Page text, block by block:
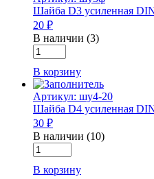
DIN
9021,
цинк
(5шт)
Шайба D3 усиленная
20 ₽
В наличии (3)
Количество
товара
Шайба
D3
усиленная
DIN
9021,
цинк
(20шт)
В корзину
Артикул: шу4-20
Шайба D4 усиленная
30 ₽
В наличии (10)
Количество
товара
Шайба
В корзину